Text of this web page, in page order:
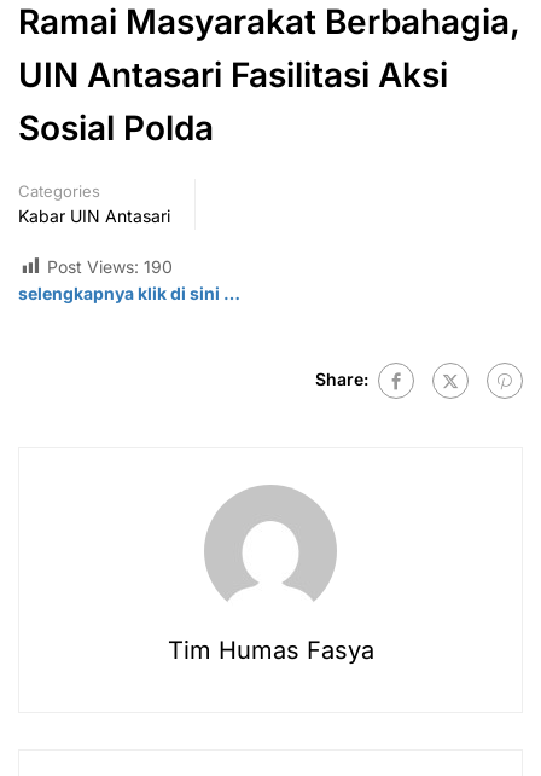
Ramai Masyarakat Berbahagia,
UIN Antasari Fasilitasi Aksi
Sosial Polda
Categories
Kabar UIN Antasari
Post Views: 190
selengkapnya klik di sini …
Share:
Tim Humas Fasya